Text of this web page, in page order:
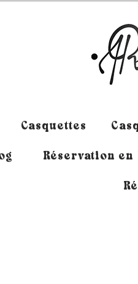
Casquettes
Réservation